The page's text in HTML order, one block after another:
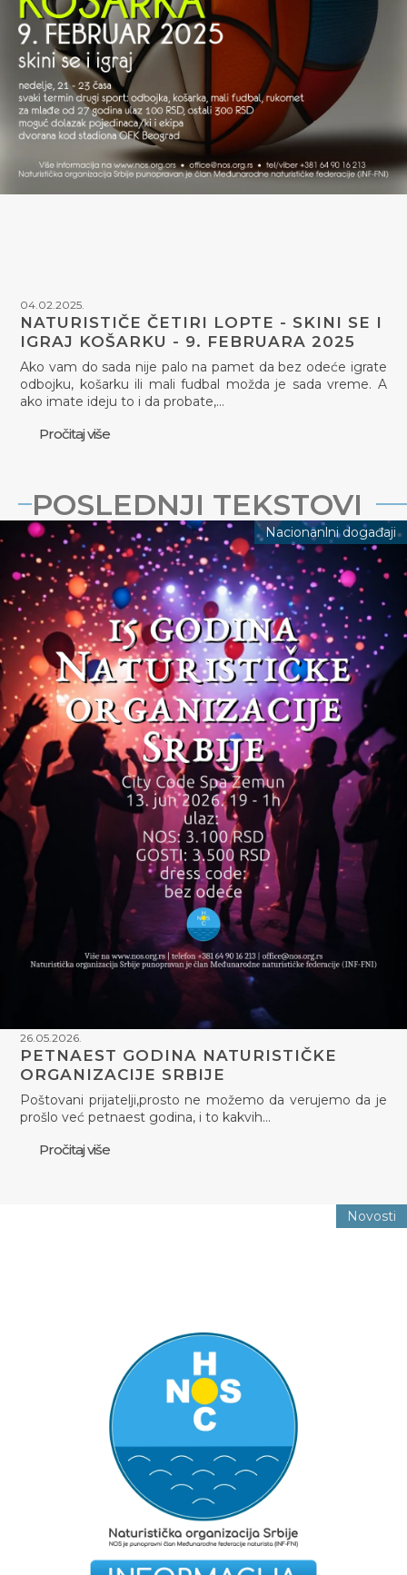
04.02.2025.
NATURISTIČE ČETIRI LOPTE - SKINI SE I
IGRAJ KOŠARKU - 9. FEBRUARA 2025
Ako vam do sada nije palo na pamet da bez odeće igrate
odbojku, košarku ili mali fudbal možda je sada vreme. A
ako imate ideju to i da probate,…
Pročitaj više
POSLEDNJI TEKSTOVI
Nacionanlni događaji
26.05.2026.
PETNAEST GODINA NATURISTIČKE
ORGANIZACIJE SRBIJE
Poštovani prijatelji,prosto ne možemo da verujemo da je
prošlo već petnaest godina, i to kakvih…
Pročitaj više
Novosti